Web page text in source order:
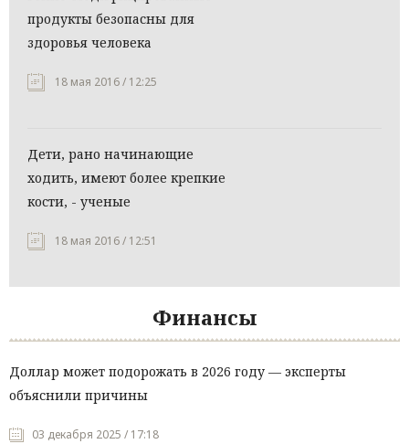
продукты безопасны для
здоровья человека
18 мая 2016 / 12:25
Дети, рано начинающие
ходить, имеют более крепкие
кости, - ученые
18 мая 2016 / 12:51
Финансы
Доллар может подорожать в 2026 году — эксперты
объяснили причины
03 декабря 2025 / 17:18